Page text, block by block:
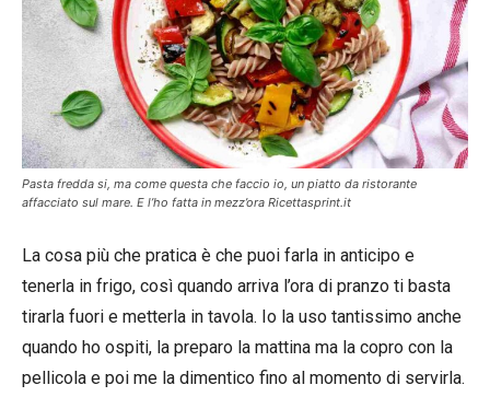
Pasta fredda si, ma come questa che faccio io, un piatto da ristorante
affacciato sul mare. E l’ho fatta in mezz’ora Ricettasprint.it
La cosa più che pratica è che puoi farla in anticipo e
tenerla in frigo, così quando arriva l’ora di pranzo ti basta
tirarla fuori e metterla in tavola. Io la uso tantissimo anche
quando ho ospiti, la preparo la mattina ma la copro con la
pellicola e poi me la dimentico fino al momento di servirla.